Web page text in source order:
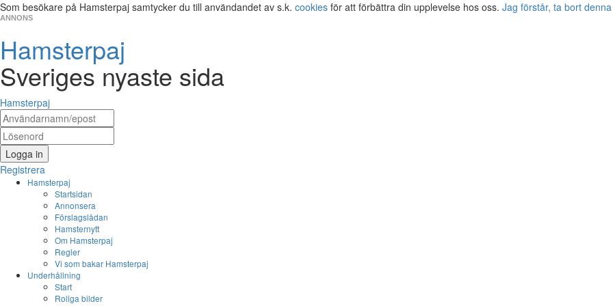
Som besökare på Hamsterpaj samtycker du till användandet av s.k. cookies för att förbättra din upplevelse hos oss. Jag förstår, ta bort
ANNONS
Hamsterpaj
Sveriges nyaste sida
Hamsterpaj
Logga in
Registrera
Hamsterpaj
Startsidan
Annonsera
Förslagslådan
Hamsternytt
Om Hamsterpaj
Regler
Vi som bakar Hamsterpaj
Underhållning
Start
Roliga bilder